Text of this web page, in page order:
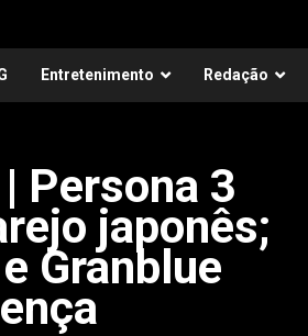
Entretenimento Redação
Persona 3
japonês;
Granblue